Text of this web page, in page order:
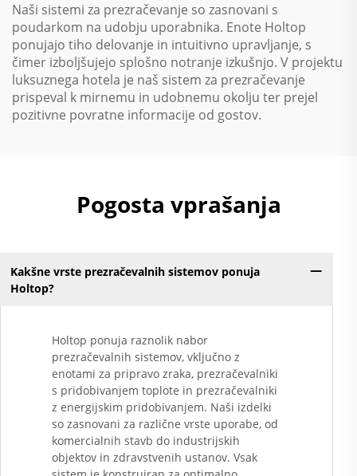
Naši sistemi za prezračevanje so zasnovani s
poudarkom na udobju uporabnika. Enote Holtop
ponujajo tiho delovanje in intuitivno upravljanje, s
čimer izboljšujejo splošno notranje izkušnjo. V projektu
luksuznega hotela je naš sistem za prezračevanje
prispeval k mirnemu in udobnemu okolju ter prejel
pozitivne povratne informacije od gostov.
Pogosta vprašanja
Kakšne vrste prezračevalnih sistemov ponuja
Holtop?
Holtop ponuja raznolik nabor
prezračevalnih sistemov, vključno z
enotami za pripravo zraka, prezračevalniki
s pridobivanjem toplote in prezračevalniki
z energijskim pridobivanjem. Naši izdelki
so zasnovani za različne vrste uporabe, od
komercialnih stavb do industrijskih
objektov in zdravstvenih ustanov. Vsak